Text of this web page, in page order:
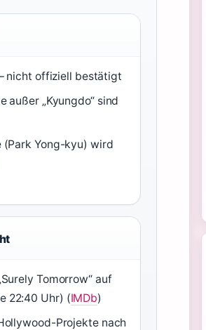
nicht offiziell bestätigt
außer „Kyungdo“ sind
(Park Yong-kyu) wird
Tomorrow“ auf
22:40 Uhr) (IMDb)
Projekte nach